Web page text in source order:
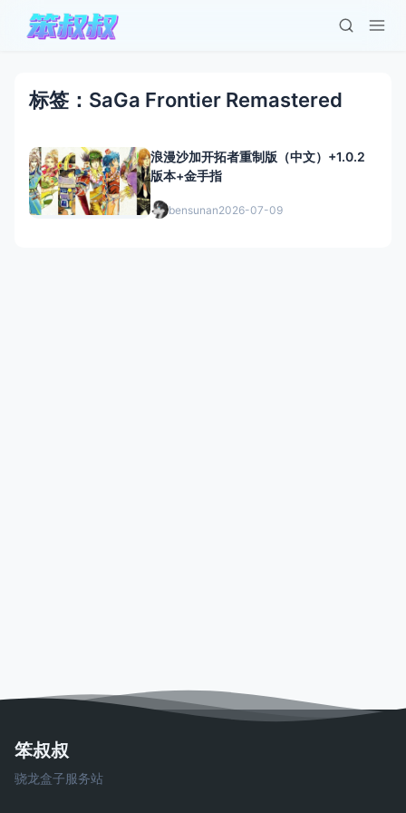
标签：SaGa Frontier Remastered
浪漫沙加开拓者重制版（中文）+1.0.2
版本+金手指
bensunan2026-07-09
笨叔叔
骁龙盒子服务站